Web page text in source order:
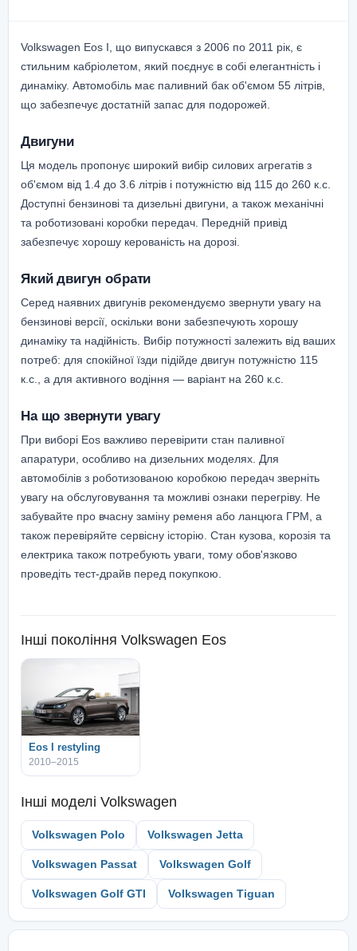
Volkswagen Eos I, що випускався з 2006 по 2011 рік, є
стильним кабріолетом, який поєднує в собі елегантність і
динаміку. Автомобіль має паливний бак об'ємом 55 літрів,
що забезпечує достатній запас для подорожей.
Двигуни
Ця модель пропонує широкий вибір силових агрегатів з
об'ємом від 1.4 до 3.6 літрів і потужністю від 115 до 260 к.с.
Доступні бензинові та дизельні двигуни, а також механічні
та роботизовані коробки передач. Передній привід
забезпечує хорошу керованість на дорозі.
Який двигун обрати
Серед наявних двигунів рекомендуємо звернути увагу на
бензинові версії, оскільки вони забезпечують хорошу
динаміку та надійність. Вибір потужності залежить від ваших
потреб: для спокійної їзди підійде двигун потужністю 115
к.с., а для активного водіння — варіант на 260 к.с.
На що звернути увагу
При виборі Eos важливо перевірити стан паливної
апаратури, особливо на дизельних моделях. Для
автомобілів з роботизованою коробкою передач зверніть
увагу на обслуговування та можливі ознаки перегріву. Не
забувайте про вчасну заміну ременя або ланцюга ГРМ, а
також перевіряйте сервісну історію. Стан кузова, корозія та
електрика також потребують уваги, тому обов'язково
проведіть тест-драйв перед покупкою.
Інші покоління Volkswagen Eos
Eos I restyling
2010–2015
Інші моделі Volkswagen
Volkswagen Polo Volkswagen Jetta
Volkswagen Passat Volkswagen Golf
Volkswagen Golf GTI Volkswagen Tiguan